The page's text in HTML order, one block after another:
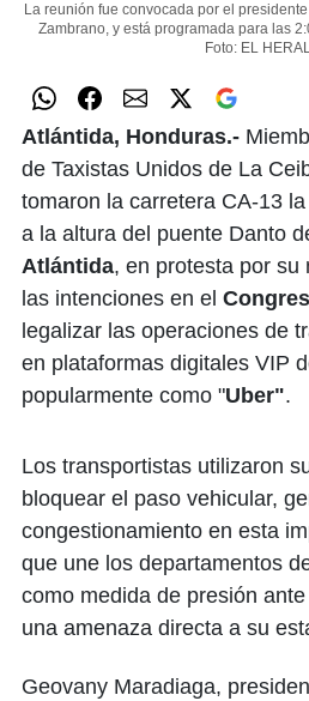
La reunión fue convocada por el
Zambrano, y está programada para las
Foto: EL
Atlántida, Honduras.-
de Taxistas Unidos de La
tomaron la carretera CA-13
a la altura del puente Danto
Atlántida, en protesta por su
las intenciones en el
legalizar las operaciones de
en plataformas digitales VIP
popularmente como "Uber".​
Los transportistas utilizaron
bloquear el paso vehicular,
congestionamiento en esta
que une los departamentos
como medida de presión
una amenaza directa a su
Geovany Maradiaga,